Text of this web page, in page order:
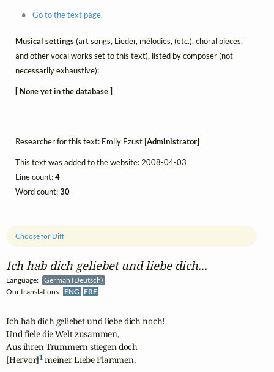
Ich hab dich geliebet und liebe dich...
Language:
German (Deutsch)
Our translations: ENG FRE
Choose for Diff
Ich hab dich geliebet und liebe dich noch!
Und fiele die Welt zusammen,
Aus ihren Trümmern stiegen doch
[Hervor]1 meiner Liebe Flammen.
Go to the text page.
Musical settings(art songs, Lieder, mélodies, (etc.), choral pieces,
and other vocal works set to this text), listed by composer (not
necessarily exhaustive):
[ None yet in the database ]
Researcher for this text: Emily Ezust [Administrator]
This text was added to the website: 2008-04-03
Line count:4
Word count:30